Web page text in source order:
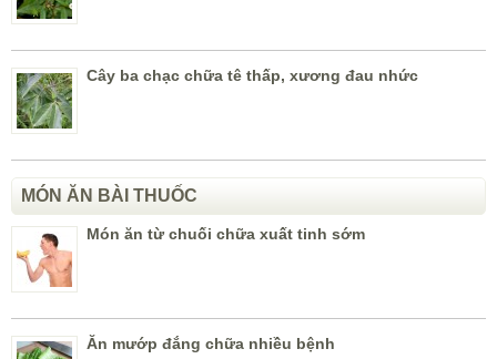
Cây ba chạc chữa tê thấp, xương đau nhức
MÓN ĂN BÀI THUỐC
Món ăn từ chuối chữa xuất tinh sớm
Ăn mướp đắng chữa nhiều bệnh